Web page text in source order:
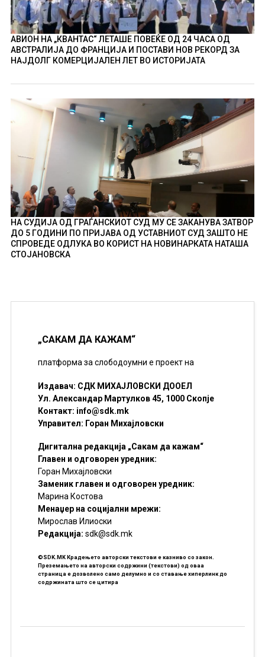
АВИОН НА „КВАНТАС“ ЛЕТАШЕ ПОВЕЌЕ ОД 24 ЧАСА ОД
АВСТРАЛИЈА ДО ФРАНЦИЈА И ПОСТАВИ НОВ РЕКОРД ЗА
НАЈДОЛГ КОМЕРЦИЈАЛЕН ЛЕТ ВО ИСТОРИЈАТА
НА СУДИЈА ОД ГРАЃАНСКИОТ СУД МУ СЕ ЗАКАНУВА ЗАТВОР
ДО 5 ГОДИНИ ПО ПРИЈАВА ОД УСТАВНИОТ СУД ЗАШТО НЕ
СПРОВЕДЕ ОДЛУКА ВО КОРИСТ НА НОВИНАРКАТА НАТАША
СТОЈАНОВСКА
„САКАМ ДА КАЖАМ“
платформа за слободоумни е проект на
Издавач: СДК МИХАЈЛОВСКИ ДООЕЛ
Ул. Александар Мартулков 45, 1000 Скопје
Контакт: info@sdk.mk
Управител: Горан Михајловски
Дигитална редакција „Сакам да кажам“
Главен и одговорен уредник:
Горан Михајловски
Заменик главен и одговорен уредник:
Марина Костова
Менаџер на социјални мрежи:
Мирослав Илиоски
Редакцијa: sdk@sdk.mk
©SDK.MK Крадењето авторски текстови е казниво со закон.
Преземањето на авторски содржини (текстови) од оваа
страница е дозволено само делумно и со ставање хиперлинк до
содржината што се цитира